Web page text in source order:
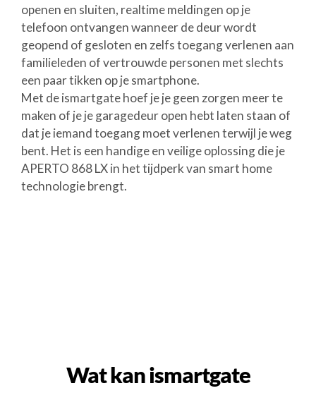
openen en sluiten, realtime meldingen op je
telefoon ontvangen wanneer de deur wordt
geopend of gesloten en zelfs toegang verlenen aan
familieleden of vertrouwde personen met slechts
een paar tikken op je smartphone.
Met de ismartgate hoef je je geen zorgen meer te
maken of je je garagedeur open hebt laten staan of
dat je iemand toegang moet verlenen terwijl je weg
bent. Het is een handige en veilige oplossing die je
APERTO 868 LX in het tijdperk van smart home
technologie brengt.
Wat kan ismartgate